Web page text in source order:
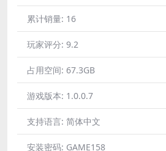
累计销量: 16
玩家评分: 9.2
占用空间: 67.3GB
游戏版本: 1.0.0.7
支持语言: 简体中文
安装密码: GAME158